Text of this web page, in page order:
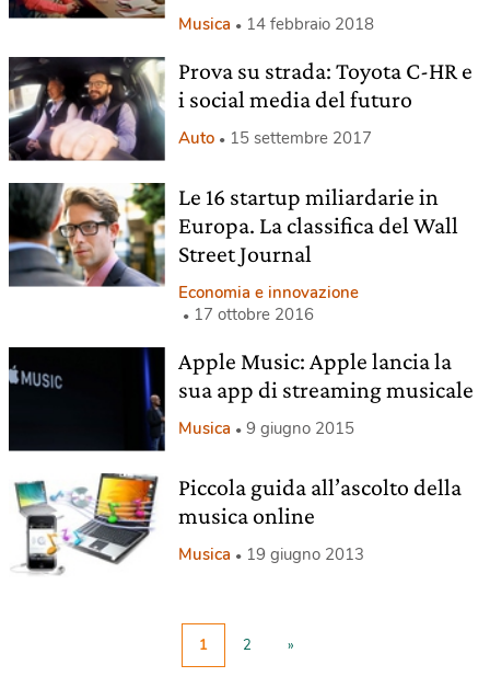
Musica 14 febbraio 2018
Prova su strada: Toyota C-HR e
i social media del futuro
Auto 15 settembre 2017
Le 16 startup miliardarie in
Europa. La classifica del Wall
Street Journal
Economia e innovazione
17 ottobre 2016
Apple Music: Apple lancia la
sua app di streaming musicale
Musica 9 giugno 2015
Piccola guida all’ascolto della
musica online
Musica 19 giugno 2013
1 2 »